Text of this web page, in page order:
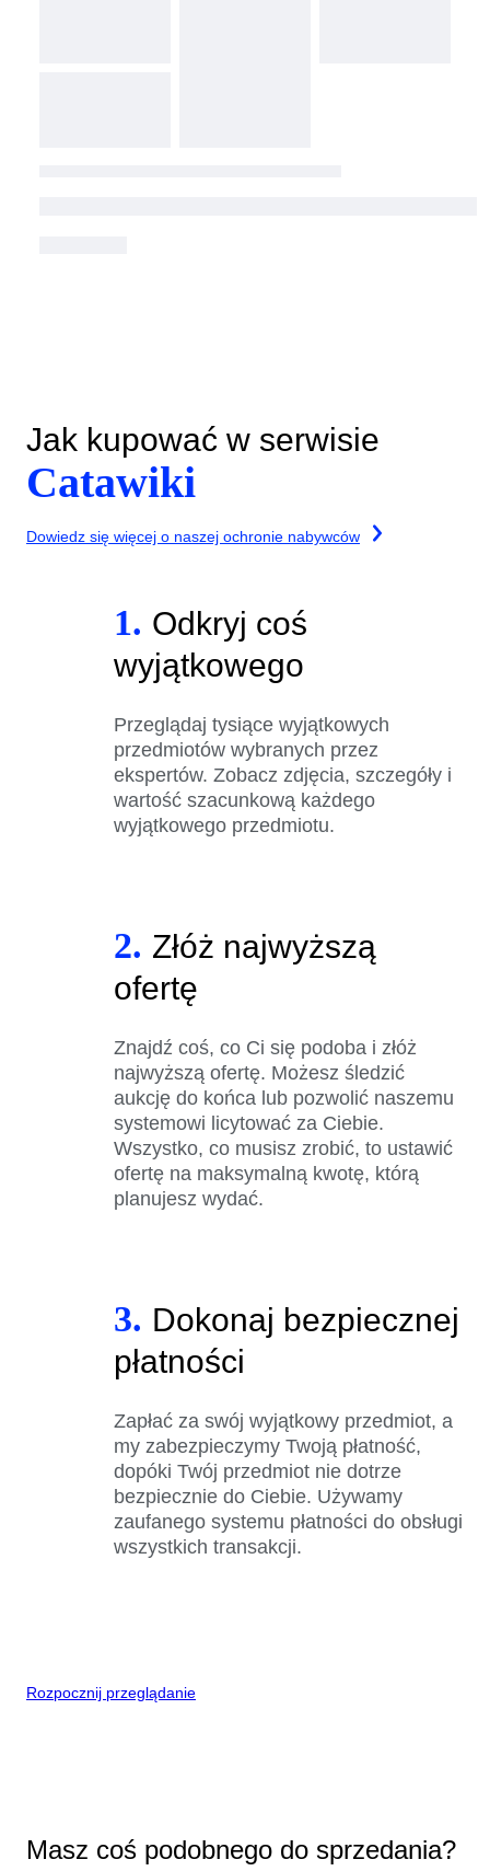
Jak kupować w serwisie
Catawiki
Dowiedz się więcej o naszej ochronie nabywców
1. Odkryj coś
wyjątkowego
Przeglądaj tysiące wyjątkowych
przedmiotów wybranych przez
ekspertów. Zobacz zdjęcia, szczegóły i
wartość szacunkową każdego
wyjątkowego przedmiotu.
2. Złóż najwyższą
ofertę
Znajdź coś, co Ci się podoba i złóż
najwyższą ofertę. Możesz śledzić
aukcję do końca lub pozwolić naszemu
systemowi licytować za Ciebie.
Wszystko, co musisz zrobić, to ustawić
ofertę na maksymalną kwotę, którą
planujesz wydać.
3. Dokonaj bezpiecznej
płatności
Zapłać za swój wyjątkowy przedmiot, a
my zabezpieczymy Twoją płatność,
dopóki Twój przedmiot nie dotrze
bezpiecznie do Ciebie. Używamy
zaufanego systemu płatności do obsługi
wszystkich transakcji.
Rozpocznij przeglądanie
Masz coś podobnego do sprzedania?